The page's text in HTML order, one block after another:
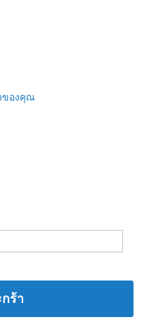
ของคุณ
ร้า